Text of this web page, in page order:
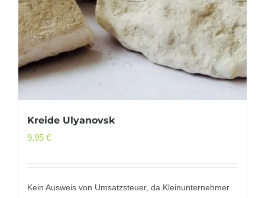
Kreide Ulyanovsk
9,95 €
Kein Ausweis von Umsatzsteuer, da Kleinunternehmer